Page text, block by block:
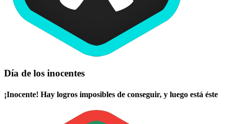
Día de los inocentes
¡Inocente! Hay logros imposibles de conseguir, y luego está éste